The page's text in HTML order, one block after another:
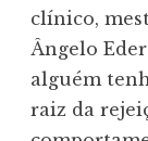
clínico,
Ângelo
alguém
raiz da